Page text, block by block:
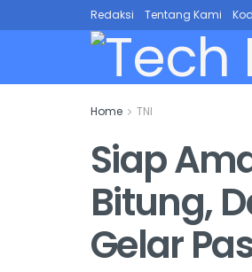
Redaksi Tentang Kami
Home TNI
Siap
Bitung,
Gelar